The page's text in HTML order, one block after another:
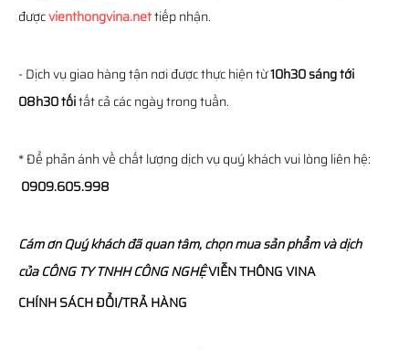
đượcvienthongvina.nettiếp nhận.
- Dịch vụ giao hàng tận nơi được thực hiện từ10h30 sáng tới
08h30 tốitất cả các ngày trong tuần.
* Để phản ánh về chất lượng dịch vụ quý khách vui lòng liên hệ:
0909.605.998
Cám ơn Quý khách đã quan tâm, chọn mua sản phẩm và dịch
củaCÔNG TY TNHH CÔNG NGHỆVIỄN THÔNGVINA
CHÍNH SÁCH ĐỔI/TRẢ HÀNG